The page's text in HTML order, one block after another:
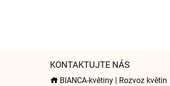
KONTAKTUJTE NÁS
BIANCA-květiny | Rozvoz květin